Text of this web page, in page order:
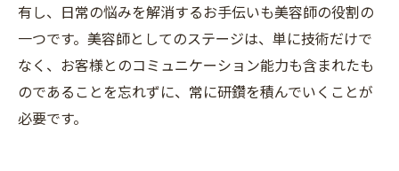
有し、日常の悩みを解消するお手伝いも美容師の役割の
一つです。美容師としてのステージは、単に技術だけで
なく、お客様とのコミュニケーション能力も含まれたも
のであることを忘れずに、常に研鑽を積んでいくことが
必要です。